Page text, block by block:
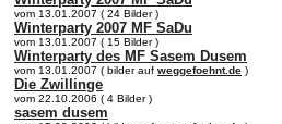
vom 13.01.2007 ( 24 Bilder )
Winterparty 2007 MF SaDu
vom 13.01.2007 ( 15 Bilder )
Winterparty des MF Sasem Dusem
vom 13.01.2007 ( bilder auf weggefoehnt.de )
Die Zwillinge
vom 22.10.2006 ( 4 Bilder )
sasem dusem